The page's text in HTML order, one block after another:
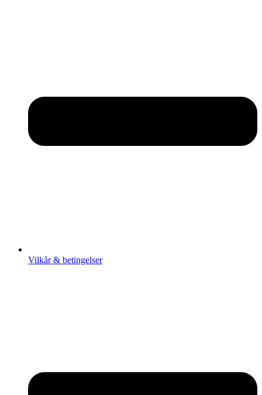
Vilkår & betingelser